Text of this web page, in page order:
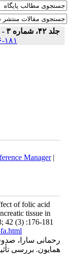
جلد ۴۲، شماره ۳ - ( ۷-۱۳۹۷ )
۱۸۱-۱۷۶
Manager
of folic acid
tissue in
42 (3) :176-181
fa.html
رحمانی سارا،
همایون. بررسی